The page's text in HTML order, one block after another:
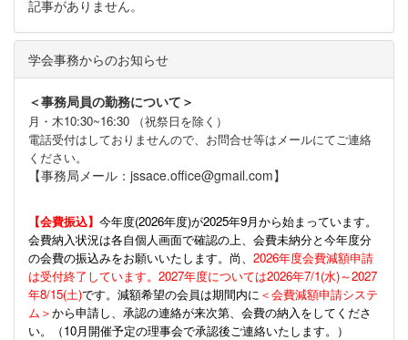
記事がありません。
学会事務からのお知らせ
＜事務局員の勤務について＞
月・木10:30~16:30 （祝祭日を除く）
電話受付はしておりませんので、お問合せ等はメールにてご連絡
ください。
【事務局メール：jssace.office@gmail.com】
【会費振込】 今年度(2026年度)が2025年9月から始まっています。
会費納入状況は各自個人画面で確認の上、会費未納分と今年度分
の会費の振込みをお願いいたします。尚、 2026年度会費減額申請
は受付終了しています。2027年度については2026年7/1(水)～2027
年8/15(土)です。減額希望の会員は期間内に ＜会費減額申請システ
ム＞から申請し、承認の連絡が来次第、会費の納入をしてくださ
い。（10月開催予定の理事会で承認後ご連絡いたします。）